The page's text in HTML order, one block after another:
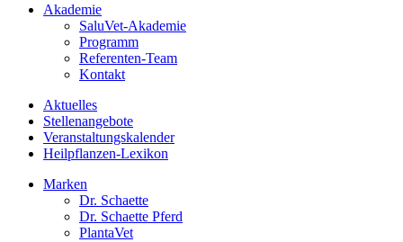
Akademie
SaluVet-Akademie
Programm
Referenten-Team
Kontakt
Aktuelles
Stellenangebote
Veranstaltungskalender
Heilpflanzen-Lexikon
Marken
Dr. Schaette
Dr. Schaette Pferd
PlantaVet